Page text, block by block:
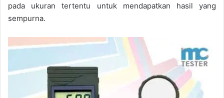
pada ukuran tertentu untuk mendapatkan hasil yang
sempurna.